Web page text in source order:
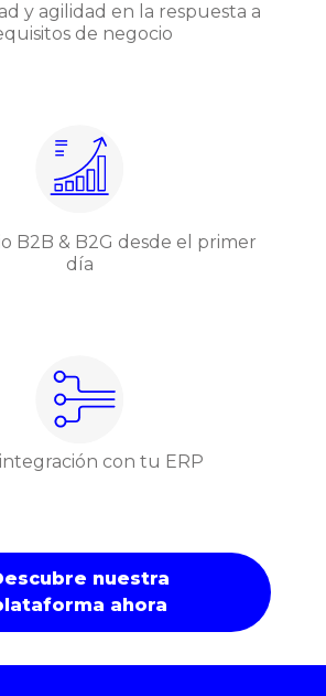
y agilidad en la respuesta a
de negocio
B2B & B2G desde el primer
día
integración con tu ERP
nuestra
ahora